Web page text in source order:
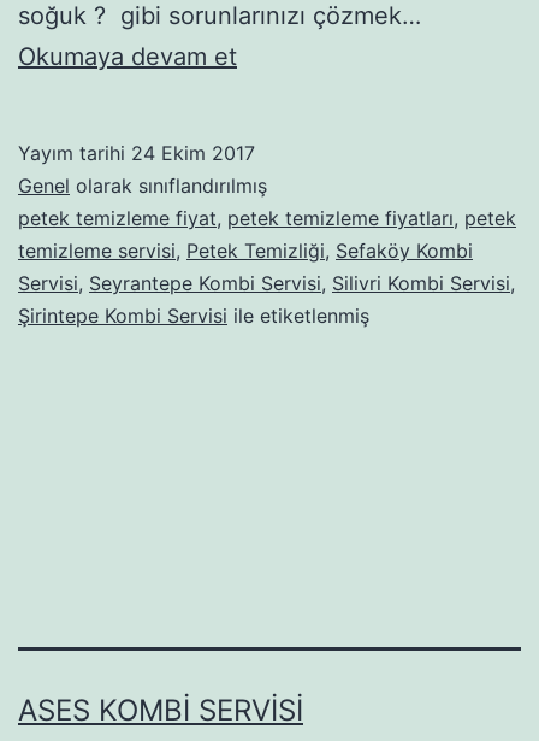
soğuk ? gibi sorunlarınızı çözmek…
Okumaya devam etPetek
Yayım tarihi 24 Ekim 2017
Genel olarak sınıflandırılmış
petek temizleme fiyat, petek temizleme fiyatları, petek
temizleme servisi, Petek Temizliği, Sefaköy Kombi
Servisi, Seyrantepe Kombi Servisi, Silivri Kombi Servisi,
Şirintepe Kombi Servisi ile etiketlenmiş
ASES KOMBI SERVISI